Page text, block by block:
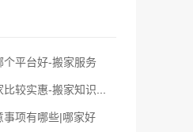
个平台好-搬家服务
广州增城搬家物流哪家比较实惠-搬家知识分享
事项有哪些|哪家好